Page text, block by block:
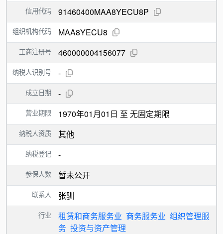
信用代码 91460400MAA8YECU8P
组织机构代码 MAA8YECU8
工商注册号 460000004156077
纳税人识别号 -
成立日期 -
营业期限 1970年01月01日 至 无固定期限
纳税人资质 其他
纳税登记 -
参保人数 暂未公开
联系人 张驯
行业 租赁和商务服务业 商务服务业 组织管理服
务 投资与资产管理